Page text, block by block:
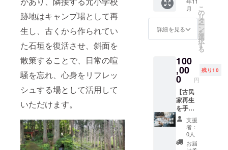
跡地はキャンプ場として再
生し、古くから作られてい
た石垣を復活させ、斜面を
散策することで、日常の喧
騒を忘れ、心身をリフレッ
シュする場として活用して
いただけます。
決定さ
せてい
ただき
ます。
指定の
駅周辺
のカ
フェ等
または
建築士
の事務
所（購
入後に
ご連絡
して調
場所：
THE
ITAYA
・有効
年間
す。 ・
利用期
間：12
月上旬
～5月上
旬 ・支
ただい
た後
に、運
営側か
らのご
案内に
より、
今後の
ご利用
の予約
をお願
岡花火
期間除
く）】
・
「THE
ITAYA」
成後の1
棟まる
ごと優
先予約
権で
す。こ
のリ
ターン
を支援
してく
れた方
月
詳細を見る
こ
の
リ
タ
ー
ン
を
選
択
す
る
100
,00
0 円
残り10
【古民
家再生
を手が
けた一
級建築
士の出
張設計
支援
者：
0人
お届